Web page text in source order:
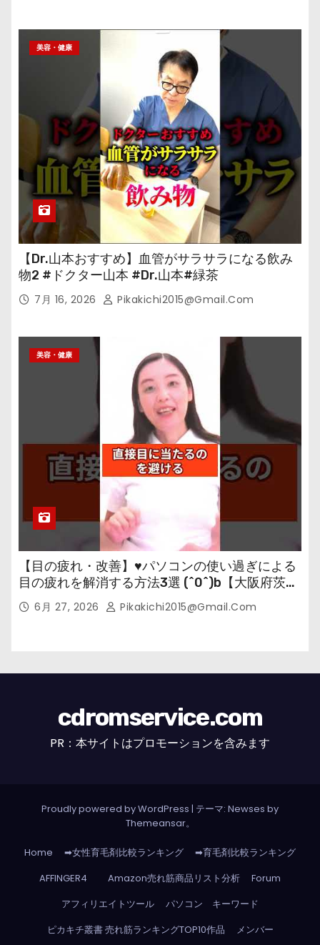
美容・健康
【Dr.山本おすすめ】血管がサラサラになる飲み
物2 #ドクター山本 #Dr.山本#緑茶
7月 16, 2026 Pikakichi2015@gmail.com
美容・健康
【目の疲れ・改善】♥パソコンの使い過ぎによる
目の疲れを解消する方法3選 (^0^)b【大阪府茨木
市の女性・美容鍼灸・整体師が教えます。】
6月 27, 2026 Pikakichi2015@gmail.com
cdromservice.com
PR：本サイトはプロモーションを含みます
Proudly powered by WordPress | テーマ: Newses by
Themeansar。
Home ➡女性育毛剤比較ランキング
➡育毛剤比較ランキング
AFFINGER4
Amazon売れ筋商品リスト分析
Forum
アフィリエイトツール
パソコン キーワード
ピカキチ叢書 売れ筋ランキングTOP10作品
メンバー